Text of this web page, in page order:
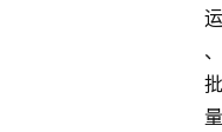
运
、
批
量